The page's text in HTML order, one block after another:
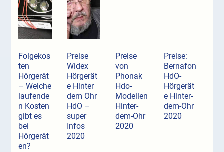
Folgekos
ten
Hörgerät
– Welche
laufende
n Kosten
gibt es
bei
Hörgerät
en?
Preise
Widex
Hörgerät
e Hinter
dem Ohr
HdO –
super
Infos
2020
Preise
von
Phonak
Hdo-
Modellen
Hinter-
dem-Ohr
2020
Preise:
Bernafon
HdO-
Hörgerät
e Hinter-
dem-Ohr
2020